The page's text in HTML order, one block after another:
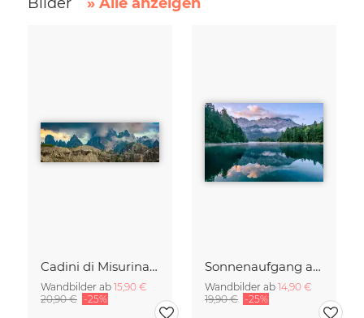
Cadini di Misurina im Sommer - Panorama
Wandbilder ab 15,90 €
20,90 € -25%
Sonnenaufgang am Eibsee Bayern
Wandbilder ab 14,90 €
19,90 € -25%